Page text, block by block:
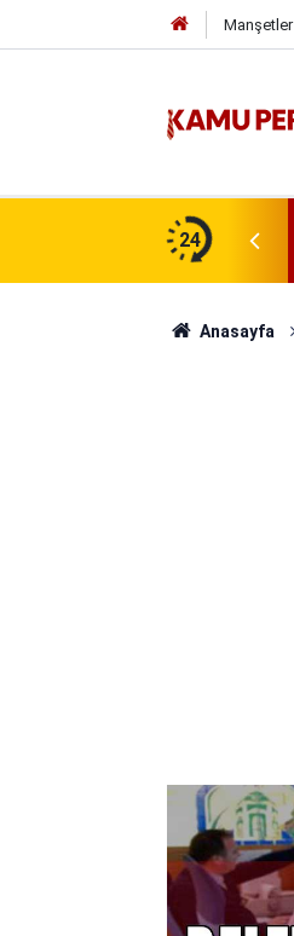
Manşetler
24
Süresi Doluyor: Son Gün Yarın
Anasayfa